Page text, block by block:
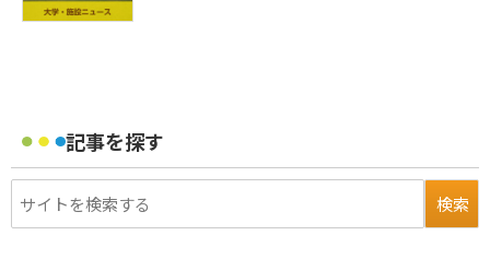
記事を探す